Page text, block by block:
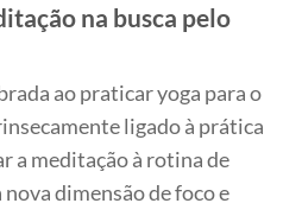
na busca pelo
ao praticar yoga para o
ligado à prática
a meditação à rotina de
dimensão de foco e